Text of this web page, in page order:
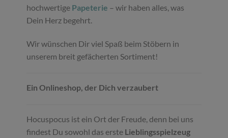
hochwertige Papeterie – wir haben alles, was
Dein Herz begehrt.
Wir wünschen Dir viel Spaß beim Stöbern in
unserem breit gefächerten Sortiment!
Ein Onlineshop, der Dich verzaubert
Hocuspocus ist ein Ort der Freude, denn bei uns
findest Du sowohl das erste Lieblingsspielzeug